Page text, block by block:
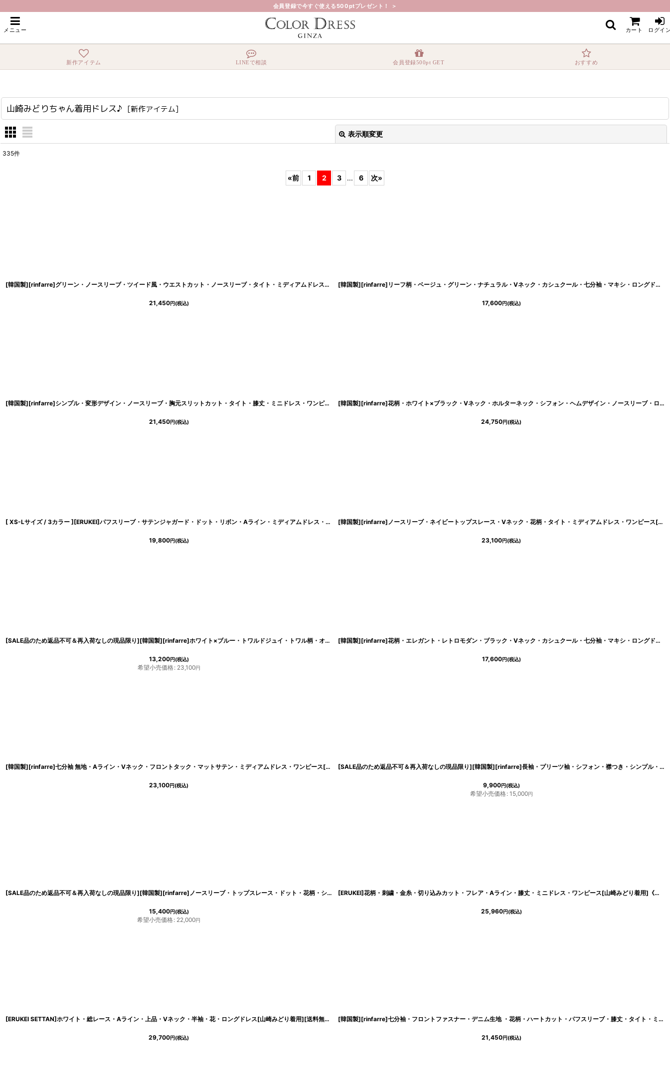
会員登録で今すぐ使える500ptプレゼント！ ＞
メニュー カート ログイ
新作アイテム LINEで相談 会員登録500pt GET おすすめ
ホーム > 新作アイテム > 山崎みどりちゃん着用ドレス♪
山崎みどりちゃん着用ドレス♪ [新作アイテム]
表示順変更
335件
«前 1 2 3 ... 6 次»
[韓国製][rinfarre]グリーン・ノースリーブ・ツイード風・ウエストカット・ノースリーブ・タイト・ミディアムドレス・ワンピース[山崎みどり着用][送料無料]mygr [cd-k06146sy]
21,450円(税込)
[韓国製][rinfarre]リーフ柄・ベージュ・グリーン・ナチュラル・Vネック・カシュクール・七分袖・マキシ・ロングドレス・ラップ・ワンピース[山崎みどり着用][送料無料]myjugr
17,600円(税込)
[韓国製][rinfarre]シンプル・変形デザイン・ノースリーブ・胸元スリットカット・タイト・膝丈・ミニドレス・ワンピース[山崎みどり着用][送料無料]myjunv [cd-k06042et]
21,450円(税込)
[韓国製][rinfarre]花柄・ホワイト×ブラック・Vネック・ホルターネック・シフォン・ヘムデザイン・ノースリーブ・ロングドレス・ワンピース[山崎みどり着用][送料無料]mywhbk
24,750円(税込)
[ XS-Lサイズ / 3カラー ][ERUKEI]パフスリーブ・サテンジャガード・ドット・リボン・Aライン・ミディアムドレス・ワンピース[山崎みどり着用][送料無料]myiv [lk-c25084]
19,800円(税込)
[韓国製][rinfarre]ノースリーブ・ネイビートップスレース・Vネック・花柄・タイト・ミディアムドレス・ワンピース[山崎みどり着用][送料無料]mynv
23,100円(税込)
[SALE品のため返品不可＆再入荷なしの現品限り][韓国製][rinfarre]ホワイト×ブルー・トワルドジュイ・トワル柄・オープンショルダー・オフショルダー・フレア・ミニドレス・ワンピース[山崎みどり着用]mywhlu [cd-k06118gi ]
13,200円(税込)
希望小売価格: 23,100円
[韓国製][rinfarre]花柄・エレガント・レトロモダン・ブラック・Vネック・カシュクール・七分袖・マキシ・ロングドレス・ラップ・ワンピース[山崎みどり着用][送料無料]mybk
17,600円(税込)
[韓国製][rinfarre]七分袖 無地・Aライン・Vネック・フロントタック・マットサテン・ミディアムドレス・ワンピース[山崎みどり・黒木麗奈着用]《送料＆代引き手数料無料》 mypk [cd-k06081rd ]
23,100円(税込)
[SALE品のため返品不可＆再入荷なしの現品限り][韓国製][rinfarre]長袖・プリーツ袖・シフォン・襟つき・シンプル・ブラウス・トップス[奈月セナ・山崎みどり着用]mybk
9,900円(税込)
希望小売価格: 15,000円
[SALE品のため返品不可＆再入荷なしの現品限り][韓国製][rinfarre]ノースリーブ・トップスレース・ドット・花柄・シンプル・タイト・ミディアムドレス・ワンピース[山崎みどり着用][送料無料]mybk [cd-k06112t]
15,400円(税込)
希望小売価格: 22,000円
[ERUKEI]花柄・刺繍・金糸・切り込みカット・フレア・Aライン・膝丈・ミニドレス・ワンピース[山崎みどり着用]《送料＆代引き手数料無料》 mypkslluwh
25,960円(税込)
[ERUKEI SETTAN]ホワイト・総レース・Aライン・上品・Vネック・半袖・花・ロングドレス[山崎みどり着用][送料無料]mywh [lk-s24158]
29,700円(税込)
[韓国製][rinfarre]七分袖・フロントファスナー・デニム生地 ・花柄・ハートカット・パフスリーブ・膝丈・タイト・ミディアムドレス ワンピース[山崎みどり着用][送料無料]myju
21,450円(税込)